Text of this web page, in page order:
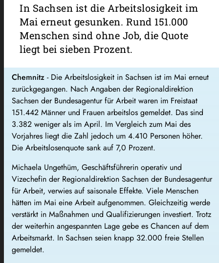
In Sachsen ist die Arbeitslosigkeit im
Mai erneut gesunken. Rund 151.000
Menschen sind ohne Job, die Quote
liegt bei sieben Prozent.
Chemnitz - Die Arbeitslosigkeit in Sachsen ist im Mai erneut
zurückgegangen. Nach Angaben der Regionaldirektion
Sachsen der Bundesagentur für Arbeit waren im Freistaat
151.442 Männer und Frauen arbeitslos gemeldet. Das sind
3.382 weniger als im April. Im Vergleich zum Mai des
Vorjahres liegt die Zahl jedoch um 4.410 Personen höher.
Die Arbeitslosenquote sank auf 7,0 Prozent.
Michaela Ungethüm, Geschäftsführerin operativ und
Vizechefin der Regionaldirektion Sachsen der Bundesagentur
für Arbeit, verwies auf saisonale Effekte. Viele Menschen
hätten im Mai eine Arbeit aufgenommen. Gleichzeitig werde
verstärkt in Maßnahmen und Qualifizierungen investiert. Trotz
der weiterhin angespannten Lage gebe es Chancen auf dem
Arbeitsmarkt. In Sachsen seien knapp 32.000 freie Stellen
gemeldet.